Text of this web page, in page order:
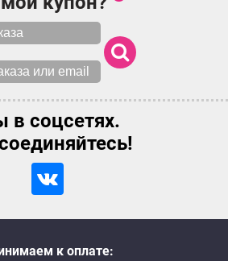
в соцсетях.
к оплате: